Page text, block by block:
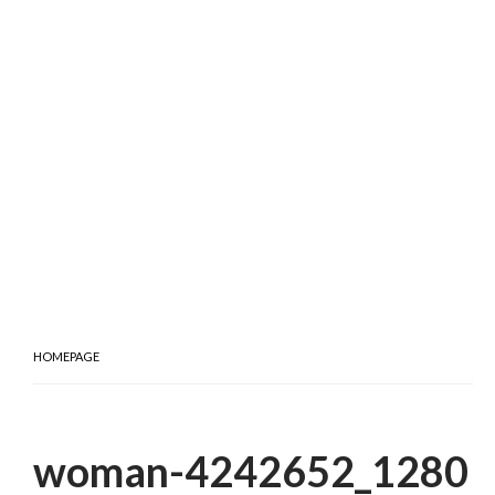
HOMEPAGE
woman-4242652_1280